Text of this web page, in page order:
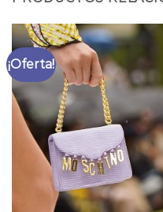
¡Oferta!